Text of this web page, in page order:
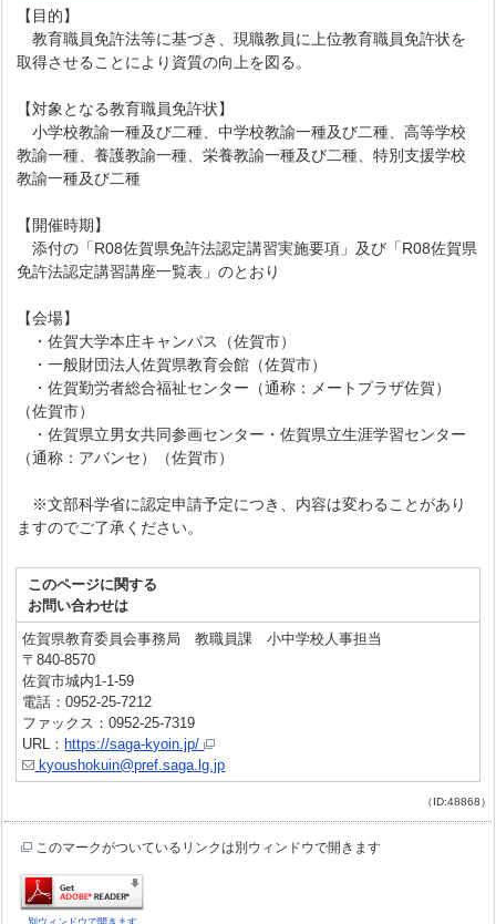
【目的】
教育職員免許法等に基づき、現職教員に上位教育職員免許状を
取得させることにより資質の向上を図る。
【対象となる教育職員免許状】
小学校教諭一種及び二種、中学校教諭一種及び二種、高等学校
教諭一種、養護教諭一種、栄養教諭一種及び二種、特別支援学校
教諭一種及び二種
【開催時期】
添付の「R08佐賀県免許法認定講習実施要項」及び「R08佐賀県
免許法認定講習講座一覧表」のとおり
【会場】
・佐賀大学本庄キャンパス（佐賀市）
・一般財団法人佐賀県教育会館（佐賀市）
・佐賀勤労者総合福祉センター（通称：メートプラザ佐賀）
（佐賀市）
・佐賀県立男女共同参画センター・佐賀県立生涯学習センター
（通称：アバンセ）（佐賀市）
※文部科学省に認定申請予定につき、内容は変わることがあり
ますのでご了承ください。
このページに関する
お問い合わせは
佐賀県教育委員会事務局 教職員課 小中学校人事担当
〒840-8570
佐賀市城内1-1-59
電話：0952-25-7212
ファックス：0952-25-7319
URL： https://saga-kyoin.jp/
kyoushokuin@pref.saga.lg.jp
（ID:48868）
このマークがついているリンクは別ウィンドウで開きます
別ウィンドウで開きます